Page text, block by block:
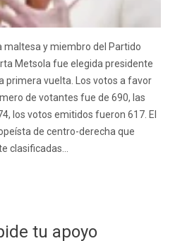
maltesa y miembro del Partido
Metsola fue elegida presidente
primera vuelta. Los votos a favor
de votantes fue de 690, las
los votos emitidos fueron 617. El
de centro-derecha que
clasificadas...
tu apoyo